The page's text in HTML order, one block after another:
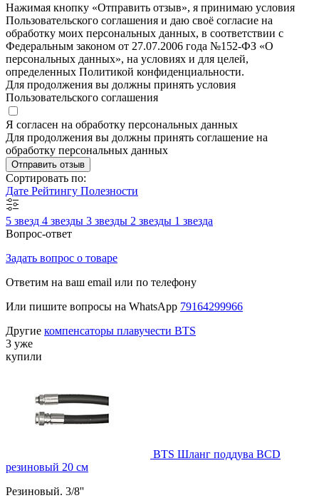
Нажимая кнопку «Отправить отзыв», я принимаю условия
Пользовательского соглашения и даю своё согласие на
обработку моих персональных данных, в соответствии с
Федеральным законом от 27.07.2006 года №152-ФЗ «О
персональных данных», на условиях и для целей,
определенных Политикой конфиденциальности.
Для продолжения вы должны принять условия
Пользовательского соглашения
Я согласен на обработку персональных данных
Для продолжения вы должны принять соглашение на
обработку персональных данных
Отправить отзыв
Сортировать по:
Дате Рейтингу Полезности
5 звезд 4 звезды 3 звезды 2 звезды 1 звезда
Вопрос-ответ
Задать вопрос о товаре
Ответим на ваш email или по телефону
Или пишите вопросы на WhatsApp 79164299966
Другие компенсаторы плавучести BTS
3 уже
купили
BTS Шланг поддува BCD
резиновый 20 см
Резиновый. 3/8''